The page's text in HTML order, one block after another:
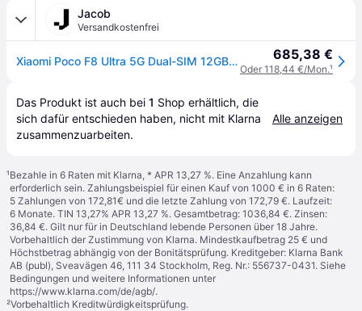
Jacob
Versandkostenfrei
Xiaomi Poco F8 Ultra 5G Dual-SIM 12GB RAM 256GB Denim Blue 6,9 AMOLED 685,38 €
Oder 118,44 €/Mon.¹
Das Produkt ist auch bei 1 Shop erhältlich, die
sich dafür entschieden haben, nicht mit Klarna
zusammenzuarbeiten.
Alle anzeigen
¹Bezahle in 6 Raten mit Klarna, * APR 13,27 %. Eine Anzahlung kann
erforderlich sein. Zahlungsbeispiel für einen Kauf von 1000 € in 6 Raten:
5 Zahlungen von 172,81€ und die letzte Zahlung von 172,79 €. Laufzeit:
6 Monate. TIN 13,27% APR 13,27 %. Gesamtbetrag: 1036,84 €. Zinsen:
36,84 €. Gilt nur für in Deutschland lebende Personen über 18 Jahre.
Vorbehaltlich der Zustimmung von Klarna. Mindestkaufbetrag 25 € und
Höchstbetrag abhängig von der Bonitätsprüfung. Kreditgeber: Klarna Bank
AB (publ), Sveavägen 46, 111 34 Stockholm, Reg. Nr.: 556737-0431. Siehe
Bedingungen und weitere Informationen unter
https://www.klarna.com/de/agb/.
²Vorbehaltlich Kreditwürdigkeitsprüfung.